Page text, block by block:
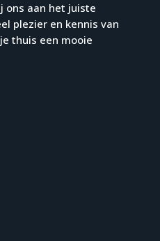
ons aan het juiste
plezier en kennis van
thuis een mooie